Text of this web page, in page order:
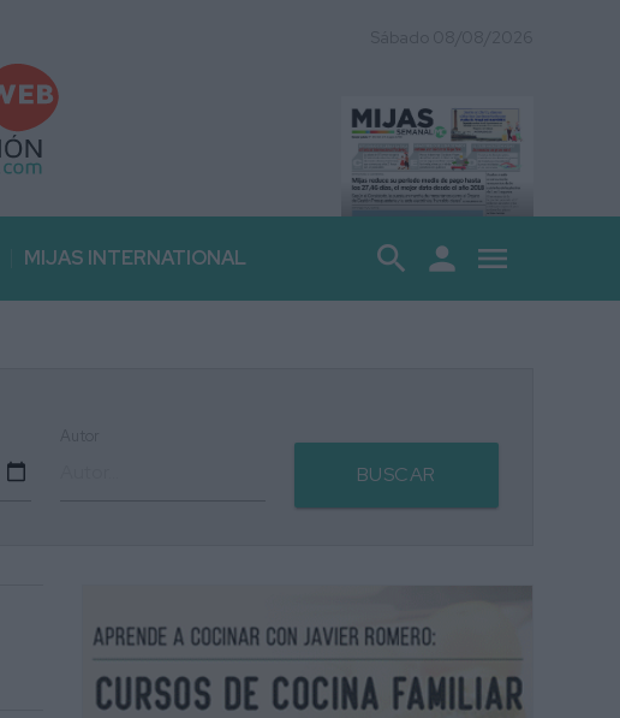
MIJAS INTERNATIONAL search person menu
BUSCAR